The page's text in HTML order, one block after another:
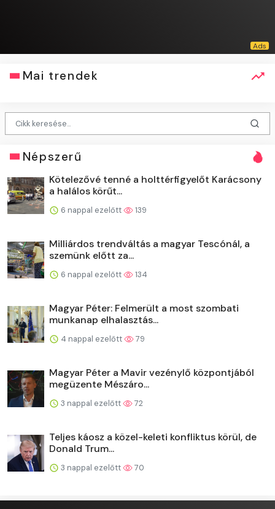
Mai trendek
Népszerű
Kötelezővé tenné a holttérfigyelőt Karácsony
a halálos körűt...
6 nappal ezelőtt 139
Milliárdos trendváltás a magyar Tescónál, a
szemünk előtt za...
6 nappal ezelőtt 134
Magyar Péter: Felmerült a most szombati
munkanap elhalasztás...
4 nappal ezelőtt 79
Magyar Péter a Mavir vezénylő központjából
megüzente Mészáro...
3 nappal ezelőtt 72
Teljes káosz a közel-keleti konfliktus körül, de
Donald Trum...
3 nappal ezelőtt 70